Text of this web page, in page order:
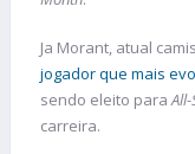
Ja Morant, atual
jogador que mais
sendo eleito para
carreira.